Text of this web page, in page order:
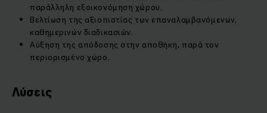
παράλληλη εξοικονόμηση χώρου.
Βελτίωση της αξιοπιστίας των επαναλαμβανόμενων,
καθημερινών διαδικασιών.
Αύξηση της απόδοσης στην αποθήκη, παρά τον
περιορισμένο χώρο.
Λύσεις